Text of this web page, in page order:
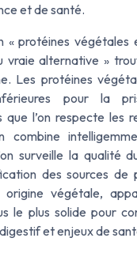
et de santé.
« protéines végétales
alternative »
Les protéines
pour la
que l’on respecte les
combine
surveille la qualité
des sources de
végétale,
le plus solide pour
et enjeux de